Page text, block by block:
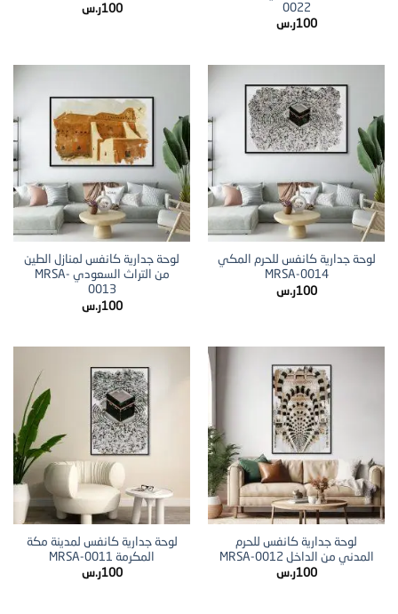
0022
100ر.س
100ر.س
لوحة جدارية كانفس للحرم المكي
MRSA-0014
100ر.س
لوحة جدارية كانفس لمنازل الطين
من التراث السعودي MRSA-
0013
100ر.س
لوحة جدارية كانفس للحرم
المدني من الداخل MRSA-0012
100ر.س
لوحة جدارية كانفس لمدينة مكة
المكرمة MRSA-0011
100ر.س